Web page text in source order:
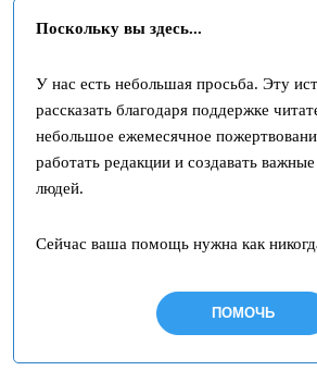
Поскольку вы здесь...
У нас есть небольшая просьба. Эту
рассказать благодаря поддержке
небольшое ежемесячное
работать редакции и создавать
людей.
Сейчас ваша помощь нужна как
ПОМОЧЬ